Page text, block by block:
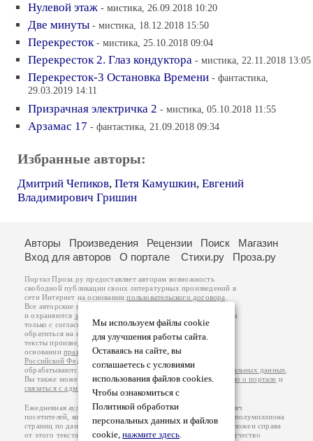
Нулевой этаж - мистика, 26.09.2018 10:20
Две минуты - мистика, 18.12.2018 15:50
Перекресток - мистика, 25.10.2018 09:04
Перекресток 2. Глаз кондуктора - мистика, 22.11.2018 13:05
Перекресток-3 Остановка Времени - фантастика,
29.03.2019 14:11
Призрачная электричка 2 - мистика, 05.10.2018 11:55
Арзамас 17 - фантастика, 21.09.2018 09:34
Избранные авторы:
Дмитрий Чепиков, Петя Камушкин, Евгений
Владимирович Гришин
Мы используем файлы cookie
для улучшения работы сайта.
Оставаясь на сайте, вы
соглашаетесь с условиями
использования файлов cookies.
Чтобы ознакомиться с
Политикой обработки
персональных данных и файлов
cookie, нажмите здесь.
Авторы Произведения Рецензии Поиск
Магазин
Вход для авторов
О портале Стихи.ру Проза.ру
Портал Проза.ру предоставляет авторам возможность
свободной публикации своих литературных произведений в
сети Интернет на основаниипользовательского договора
Все авторские права на произведения принадлежат авторам
и охраняются законом
. Перепечатка произведений возможна
только с согласия его автора, к которому вы можете
обратиться на его авторской странице. Ответственность за
тексты произведений авторы несут самостоятельно на
основанииправил публикацииизаконодательства
Российской Федерации
обрабатываются на основанииПолитики обработки персональных данных
Вы также можете посмотреть более подробнуюинформацию о портале и
связаться с администрацией
Ежедневная аудитория портала Проза.ру – порядка 100 тысяч
посетителей, которые в общей сумме просматривают более полумиллиона
страниц по данным счетчика посещаемости, который расположен справа
от этого текста. В каждой графе указано по две цифры: количество